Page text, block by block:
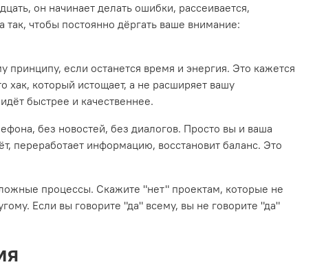
он начинает делать ошибки, рассеивается,
так, чтобы постоянно дёргать ваше внимание:
если останется время и энергия. Это кажется
хак, который истощает, а не расширяет вашу
быстрее и качественнее.
без новостей, без диалогов. Просто вы и ваша
переработает информацию, восстановит баланс. Это
процессы. Скажите "нет" проектам, которые не
Если вы говорите "да" всему, вы не говорите "да"